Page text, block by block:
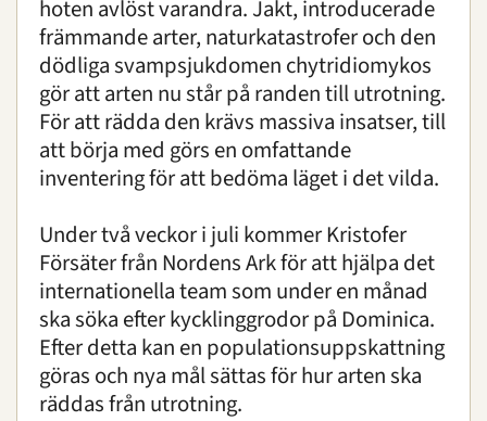
hoten avlöst varandra. Jakt, introducerade
främmande arter, naturkatastrofer och den
dödliga svampsjukdomen chytridiomykos
gör att arten nu står på randen till utrotning.
För att rädda den krävs massiva insatser, till
att börja med görs en omfattande
inventering för att bedöma läget i det vilda.
Under två veckor i juli kommer Kristofer
Försäter från Nordens Ark för att hjälpa det
internationella team som under en månad
ska söka efter kycklinggrodor på Dominica.
Efter detta kan en populationsuppskattning
göras och nya mål sättas för hur arten ska
räddas från utrotning.